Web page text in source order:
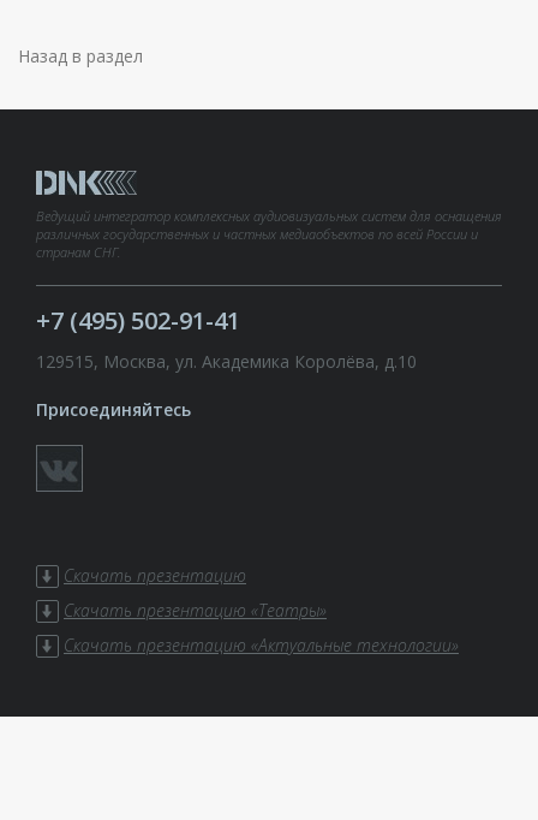
Назад в раздел
Ведущий интегратор комплексных аудиовизуальных систем для оснащения
различных государственных и частных медиаобъектов по всей России и
странам СНГ.
+7 (495) 502-91-41
129515, Москва, ул. Академика Королёва, д.10
Присоединяйтесь
Скачать презентацию
Скачать презентацию «Театры»
Скачать презентацию «Актуальные технологии»